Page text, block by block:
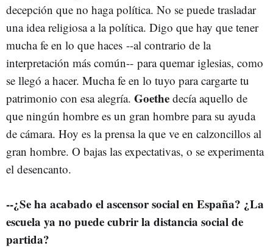
decepción que no haga política. No se puede trasladar
una idea religiosa a la política. Digo que hay que tener
mucha fe en lo que haces --al contrario de la
interpretación más común-- para quemar iglesias, como
se llegó a hacer. Mucha fe en lo tuyo para cargarte tu
patrimonio con esa alegría. Goethe decía aquello de
que ningún hombre es un gran hombre para su ayuda
de cámara. Hoy es la prensa la que ve en calzoncillos al
gran hombre. O bajas las expectativas, o se experimenta
el desencanto.
--¿Se ha acabado el ascensor social en España? ¿La
escuela ya no puede cubrir la distancia social de
partida?